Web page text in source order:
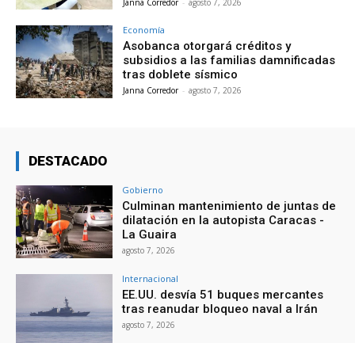
Economía
Asobanca otorgará créditos y
subsidios a las familias damnificadas
tras doblete sísmico
Janna Corredor - agosto 7, 2026
DESTACADO
Gobierno
Culminan mantenimiento de juntas de
dilatación en la autopista Caracas -
La Guaira
agosto 7, 2026
Internacional
EE.UU. desvía 51 buques mercantes
tras reanudar bloqueo naval a Irán
agosto 7, 2026